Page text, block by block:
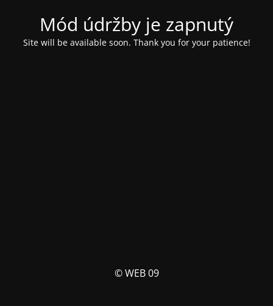
Mód údržby je zapnutý
Site will be available soon. Thank you for your patience!
© WEB 09